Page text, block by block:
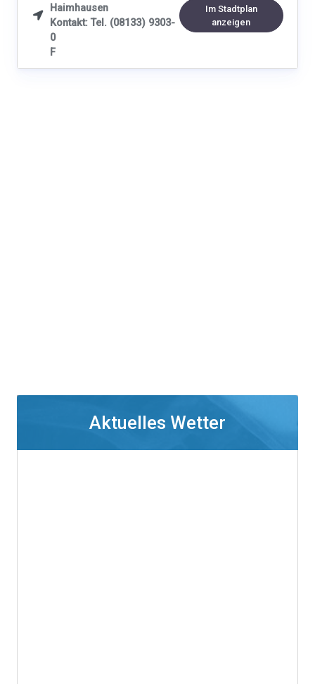

Haimhausen
Kontakt: Tel. (08133) 9303-
0
F
Im Stadtplan
anzeigen
Aktuelles Wetter